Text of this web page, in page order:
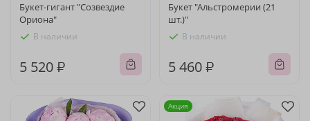
Букет-гигант "Созвездие
Ориона"
В наличии
5 520 ₽
Букет "Альстромерии (21
шт.)"
В наличии
5 460 ₽
Акция